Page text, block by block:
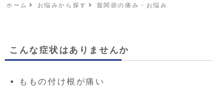
ホーム お悩みから探す 股関節の痛み・お悩み
こんな症状はありませんか
ももの付け根が痛い